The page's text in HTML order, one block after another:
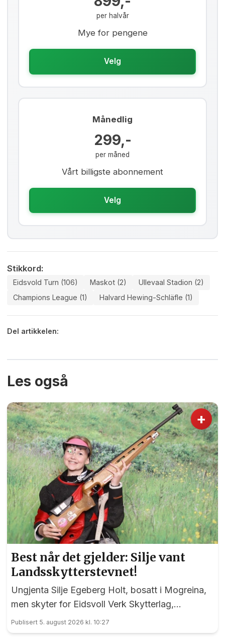
per halvår
Mye for pengene
Velg
Månedlig
299,-
per måned
Vårt billigste abonnement
Velg
Stikkord:
Eidsvold Turn (106) Maskot (2)
Ullevaal Stadion (2)
Champions League (1)
Halvard Hewing-Schläfle (1)
Del artikkelen:
Les også
+
Best når det gjelder: Silje vant
Landsskytterstevnet!
Ungjenta Silje Egeberg Holt, bosatt i Mogreina,
men skyter for Eidsvoll Verk Skytterlag,
imponerte alle under onsdagens banefinale i
rekruttklassen under Landsskytterstevnet på
Publisert 5. august 2026 kl. 10:27